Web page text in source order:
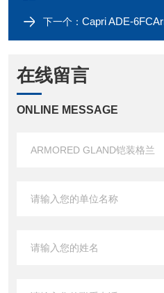
下一个： Capri ADE-
在线留言
ONLINE MESSAGE